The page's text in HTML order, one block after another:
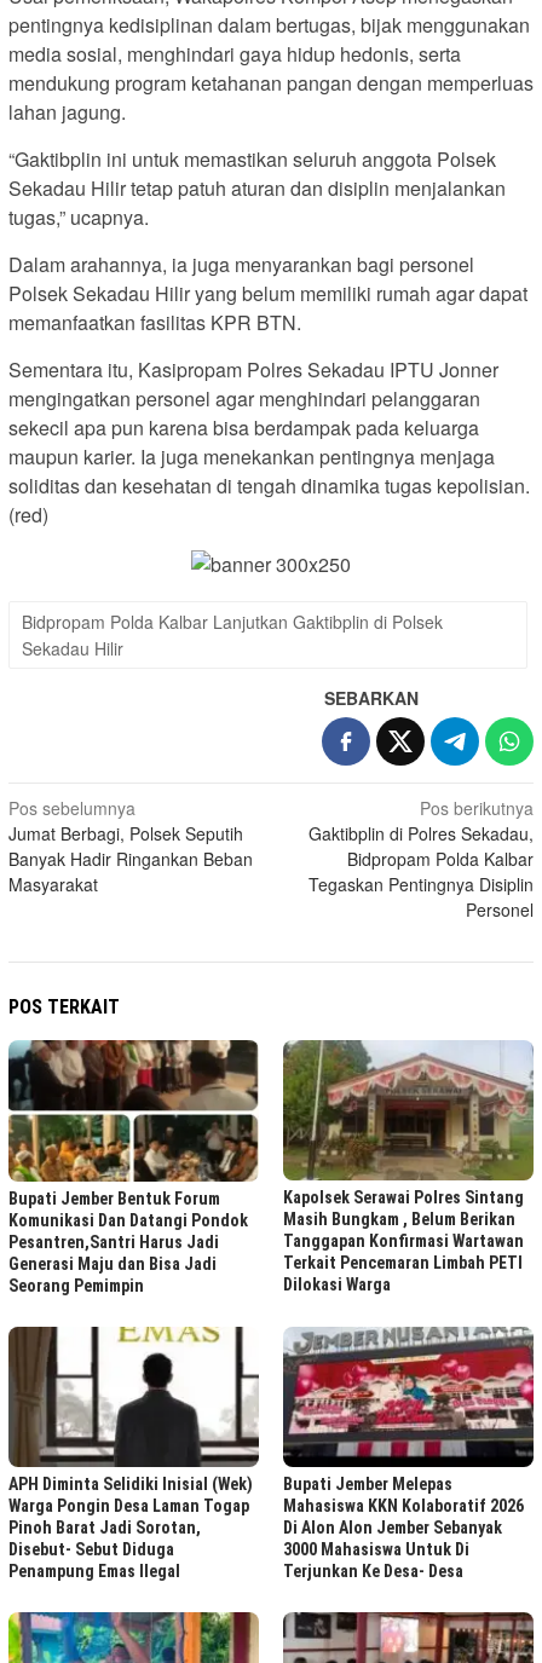
pentingnya kedisiplinan dalam bertugas, bijak menggunakan
media sosial, menghindari gaya hidup hedonis, serta
mendukung program ketahanan pangan dengan memperluas
lahan jagung.
“Gaktibplin ini untuk memastikan seluruh anggota Polsek
Sekadau Hilir tetap patuh aturan dan disiplin menjalankan
tugas,” ucapnya.
Dalam arahannya, ia juga menyarankan bagi personel
Polsek Sekadau Hilir yang belum memiliki rumah agar dapat
memanfaatkan fasilitas KPR BTN.
Sementara itu, Kasipropam Polres Sekadau IPTU Jonner
mengingatkan personel agar menghindari pelanggaran
sekecil apa pun karena bisa berdampak pada keluarga
maupun karier. Ia juga menekankan pentingnya menjaga
soliditas dan kesehatan di tengah dinamika tugas kepolisian.
(red)
Bidpropam Polda Kalbar Lanjutkan Gaktibplin di Polsek
Sekadau Hilir
SEBARKAN
Navigasi
pos
Pos sebelumnya
Jumat Berbagi, Polsek Seputih
Banyak Hadir Ringankan Beban
Masyarakat
Pos berikutnya
Gaktibplin di Polres Sekadau,
Bidpropam Polda Kalbar
Tegaskan Pentingnya Disiplin
Personel
POS TERKAIT
Bupati Jember Bentuk Forum
Komunikasi Dan Datangi Pondok
Pesantren,Santri Harus Jadi
Generasi Maju dan Bisa Jadi
Seorang Pemimpin
Kapolsek Serawai Polres Sintang
Masih Bungkam , Belum Berikan
Tanggapan Konfirmasi Wartawan
Terkait Pencemaran Limbah PETI
Dilokasi Warga
APH Diminta Selidiki Inisial (Wek)
Warga Pongin Desa Laman Togap
Pinoh Barat Jadi Sorotan,
Disebut- Sebut Diduga
Penampung Emas Ilegal
Bupati Jember Melepas
Mahasiswa KKN Kolaboratif 2026
Di Alon Alon Jember Sebanyak
3000 Mahasiswa Untuk Di
Terjunkan Ke Desa- Desa